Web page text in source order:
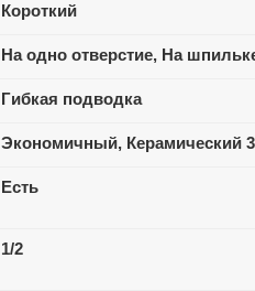
Короткий
На одно отверстие, На
Гибкая подводка
Экономичный, Керамический
Есть
1/2